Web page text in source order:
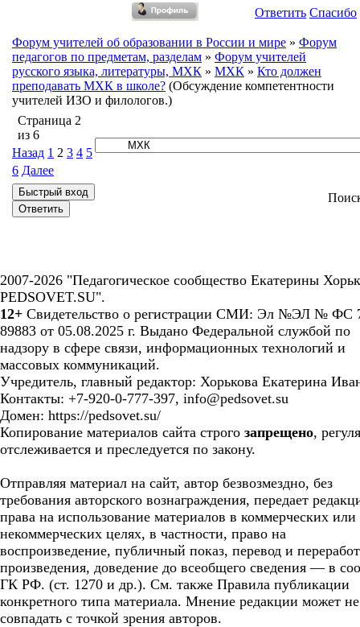
Ответить Спасибо
Форум учителей об образовании в России и мире » Форум
педагогов по предметам, разделам » Форум учителей
русского языка, литературы, МХК » МХК » Кто должен
преподавать МХК в школе? (Обсуждение компетентности
учителей ИЗО и филологов.)
Страница 2
из 6
Назад 1 2 3 4 5
6 Далее
2007-2026 "Педагогическое сообщество Екатерины
PEDSOVET.SU".
12+ Свидетельство о регистрации СМИ: Эл №ЭЛ № ФС
89883 от 05.08.2025 г. Выдано Федеральной службой по
надзору в сфере связи, информационных технологий и
массовых коммуникаций.
Учредитель, главный редактор: Хорькова Екатерина
Контакты: +7-920-0-777-397, info@pedsovet.su
Домен: https://pedsovet.su/
Копирование материалов сайта строго запрещено,
отслеживается и преследуется по закону.
Отправляя материал на сайт, автор безвозмездно, без
требования авторского вознаграждения, передает
права на использование материалов в коммерческих или
некоммерческих целях, в частности, право на
воспроизведение, публичный показ, перевод и
произведения, доведение до всеобщего сведения — в
ГК РФ. (ст. 1270 и др.). См. также Правила публикации
конкретного типа материала. Мнение редакции может не
совпадать с точкой зрения авторов.